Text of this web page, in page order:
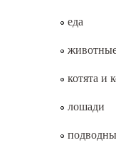
еда
котята и
лошади